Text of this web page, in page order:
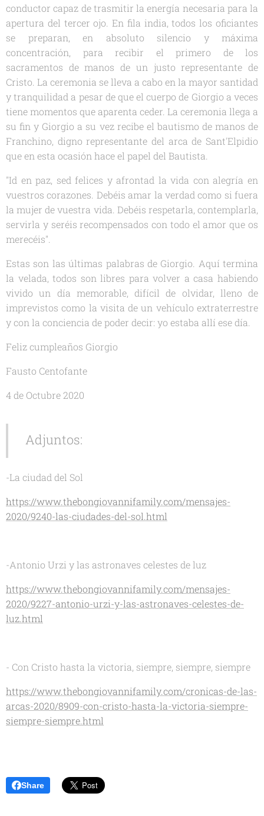
conductor capaz de trasmitir la energía necesaria para la
apertura del tercer ojo. En fila india, todos los oficiantes
se preparan, en absoluto silencio y máxima
concentración, para recibir el primero de los
sacramentos de manos de un justo representante de
Cristo. La ceremonia se lleva a cabo en la mayor santidad
y tranquilidad a pesar de que el cuerpo de Giorgio a veces
tiene momentos que aparenta ceder. La ceremonia llega a
su fin y Giorgio a su vez recibe el bautismo de manos de
Franchino, digno representante del arca de Sant'Elpidio
que en esta ocasión hace el papel del Bautista.
"Id en paz, sed felices y afrontad la vida con alegría en
vuestros corazones. Debéis amar la verdad como si fuera
la mujer de vuestra vida. Debéis respetarla, contemplarla,
servirla y seréis recompensados con todo el amor que os
merecéis".
Estas son las últimas palabras de Giorgio. Aquí termina
la velada, todos son libres para volver a casa habiendo
vivido un día memorable, difícil de olvidar, lleno de
imprevistos como la visita de un vehículo extraterrestre
y con la conciencia de poder decir: yo estaba allí ese día.
Feliz cumpleaños Giorgio
Fausto Centofante
4 de Octubre 2020
Adjuntos:
-La ciudad del Sol
https://www.thebongiovannifamily.com/mensajes-
2020/9240-las-ciudades-del-sol.html
-Antonio Urzi y las astronaves celestes de luz
https://www.thebongiovannifamily.com/mensajes-
2020/9227-antonio-urzi-y-las-astronaves-celestes-de-
luz.html
- Con Cristo hasta la victoria, siempre, siempre, siempre
https://www.thebongiovannifamily.com/cronicas-de-las-
arcas-2020/8909-con-cristo-hasta-la-victoria-siempre-
siempre-siempre.html
Share